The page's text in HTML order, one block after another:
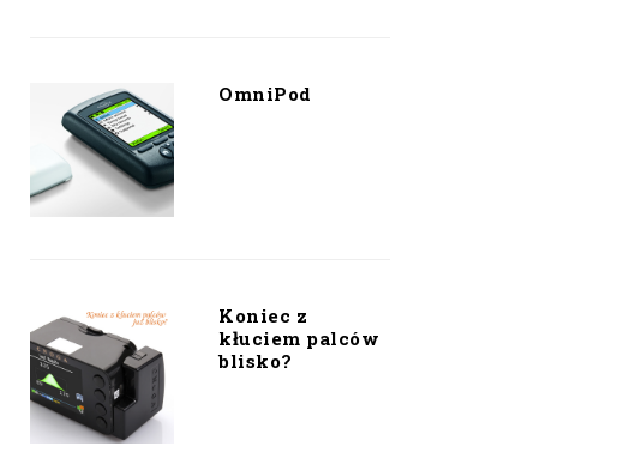
OmniPod
Koniec z
kłuciem palców
blisko?